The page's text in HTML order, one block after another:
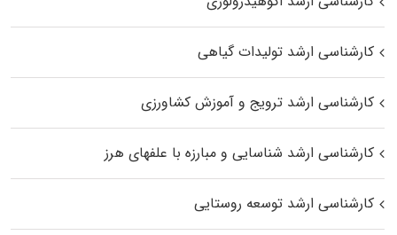
کارشناسی ارشد تولیدات گیاهی
کارشناسی ارشد ترویج و آموزش کشاورزی
کارشناسی ارشد شناسایی و مبارزه با علفهای هرز
کارشناسی ارشد توسعه روستایی